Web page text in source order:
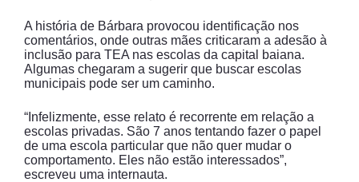
A história de Bárbara provocou identificação nos
comentários, onde outras mães criticaram a adesão à
inclusão para TEA nas escolas da capital baiana.
Algumas chegaram a sugerir que buscar escolas
municipais pode ser um caminho.
“Infelizmente, esse relato é recorrente em relação a
escolas privadas. São 7 anos tentando fazer o papel
de uma escola particular que não quer mudar o
comportamento. Eles não estão interessados”,
escreveu uma internauta.